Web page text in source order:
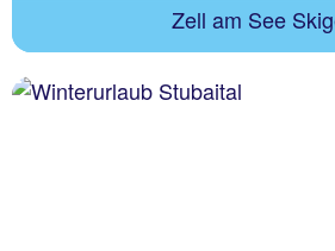
Zell am See